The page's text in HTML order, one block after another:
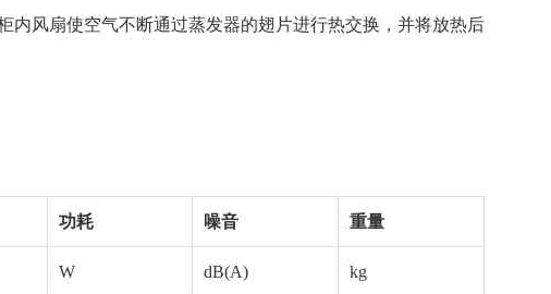
风扇使空气不断通过蒸发器的翅片进行热交换，并将放热后
功耗 噪音 重量
W dB(A) kg